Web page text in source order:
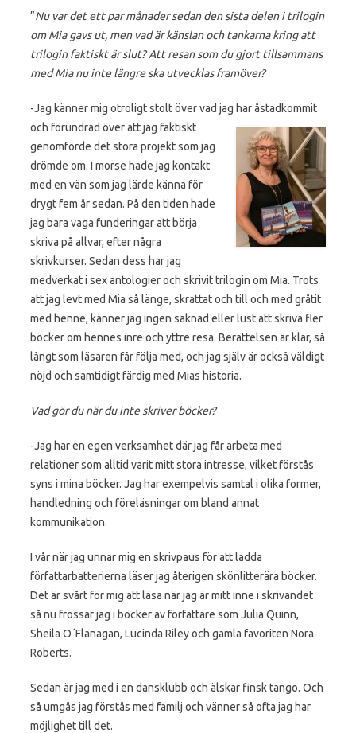
”Nu var det ett par månader sedan den sista delen i trilogin
om Mia gavs ut, men vad är känslan och tankarna kringatt
trilogin faktiskt är slut? Att resan som du gjort tillsammans
med Mia nu inte längre ska utvecklas framöver?
-Jag känner mig otroligt stolt över vad jag har åstadkommit
och förundrad över att jag faktiskt
genomförde det stora projekt som jag
drömde om. I morse hade jag kontakt
med en vän som jag lärde känna för
drygt fem år sedan. På den tiden hade
jag bara vaga funderingar att börja
skriva på allvar, efter några
skrivkurser. Sedan dess har jag
medverkat i sex antologier och skrivit trilogin om Mia. Trots
att jag levt med Mia så länge, skrattat och till och med gråtit
med henne, känner jag ingen saknad eller lust att skriva fler
böcker om hennes inre och yttre resa. Berättelsen är klar, så
långt som läsaren får följa med, och jag själv är också väldigt
nöjd och samtidigt färdig med Mias historia.
Vad gör du när du inte skriver böcker?
-Jag har en egen verksamhet där jag får arbeta med
relationer som alltid varit mitt stora intresse, vilket förstås
syns i mina böcker. Jag har exempelvis samtal i olika former,
handledning och föreläsningar om bland annat
kommunikation.
I vår när jag unnar mig en skrivpaus för att ladda
författarbatterierna läser jag återigen skönlitterära böcker.
Det är svårt för mig att läsa när jag är mitt inne i skrivandet
så nu frossar jag i böcker av författare som Julia Quinn,
Sheila O´Flanagan, Lucinda Riley och gamla favoriten Nora
Roberts.
Sedan är jag med i en dansklubb och älskar finsk tango. Och
så umgås jag förstås med familj och vänner så ofta jag har
möjlighet till det.